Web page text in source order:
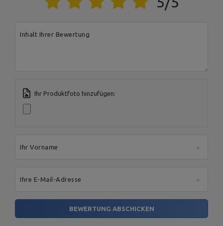
Inhalt Ihrer Bewertung
Ihr Produktfoto hinzufügen:
Ihr Vorname
Ihre E-Mail-Adresse
BEWERTUNG ABSCHICKEN